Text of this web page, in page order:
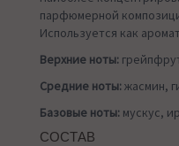
парфюмерной
Используется как
Верхние ноты:
Средние ноты:жасмин,
Базовые ноты: мускус,
СОСТАВ